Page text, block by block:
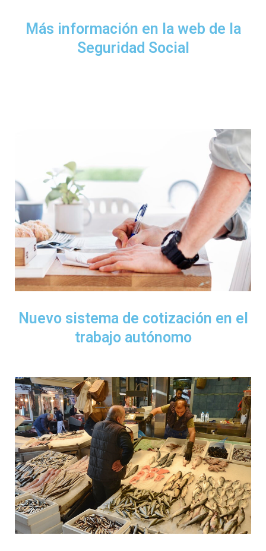
Más información en la web de la
Seguridad Social
Nuevo sistema de cotización en el
trabajo autónomo